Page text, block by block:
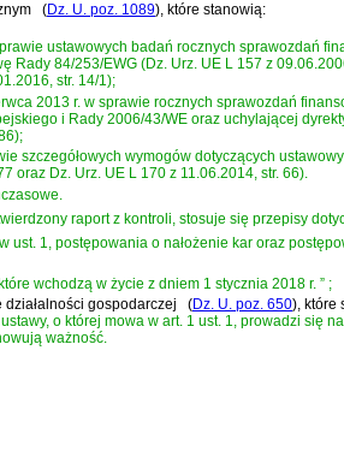
(Dz. U. poz. 1089), które stanowią:
ustawowych badań rocznych sprawozdań
84/253/EWG (Dz. Urz. UE L 157 z
str. 14/1);
2013 r. w sprawie rocznych sprawozdań
i Rady 2006/43/WE oraz uchylającej
szczegółowych wymogów dotyczących
oraz Dz. Urz. UE L 170 z 11.06.2014, str. 66).
raport z kontroli, stosuje się przepisy
1, postępowania o nałożenie kar oraz
wchodzą w życie z dniem 1 stycznia 2018 r. ” ;
gospodarczej (Dz. U. poz. 650), które
o której mowa w art. 1 ust. 1, prowadzi się
ważność.